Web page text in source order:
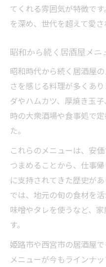
てくれる雰囲気が特徴で
を深め、世代を超えて愛さ
昭和から続く居酒屋メニ
昭和時代から続く居酒屋
さを感じる料理が多くあ
ダやハムカツ、厚焼き玉
時の大衆酒場や食事処で
た。
これらのメニューは、安
つまめることから、仕事
に支持されてきた歴史が
では、地元の旬の食材を
味噌やタレを使うなど、
す。
姫路市や西宮市の居酒屋
メニューが今もラインナ